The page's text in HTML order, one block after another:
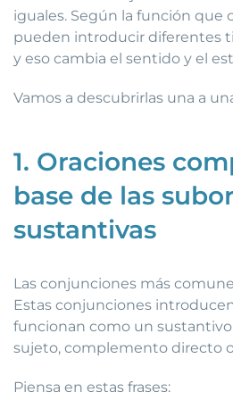
iguales. Según la función que
pueden introducir diferentes
y eso cambia el sentido y el
Vamos a descubrirlas una a
1. Oraciones
base de las
sustantivas
Las conjunciones más
Estas conjunciones
funcionan como un
sujeto, complemento directo
Piensa en estas frases: